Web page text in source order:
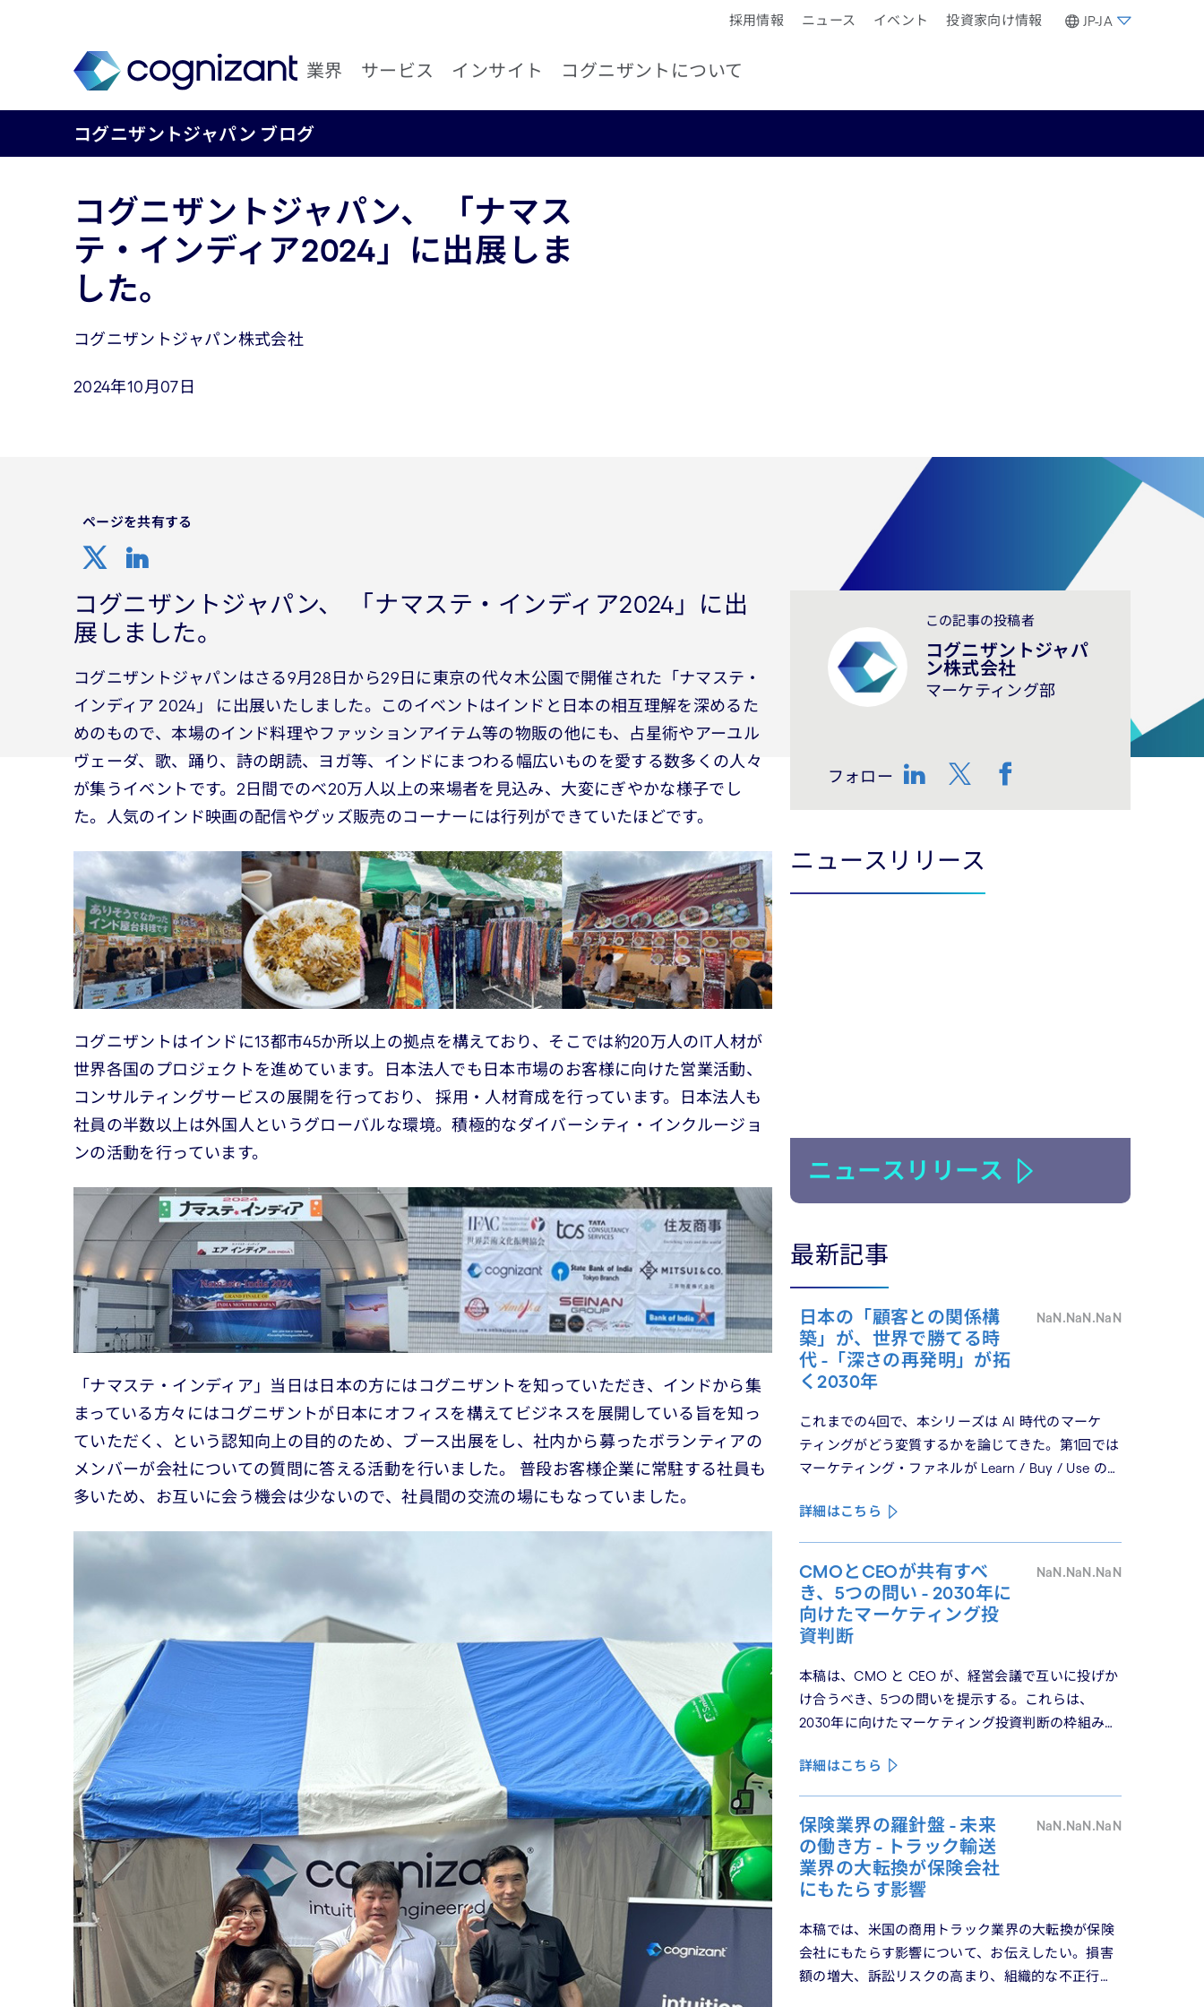
採用情報 ニュース イベント 投資家向け情報 JP-JA
業界 サービス インサイト コグニザントについて
コグニザントジャパン ブログ
コグニザントジャパン、 「ナマス
テ・インディア2024」に出展しま
した。
コグニザントジャパン株式会社
2024年10月07日
ページを共有する
コグニザントジャパン、 「ナマステ・インディア2024」に出
展しました。
コグニザントジャパンはさる9月28日から29日に東京の代々木公園で開催された「ナマステ・
インディア 2024」 に出展いたしました。このイベントはインドと日本の相互理解を深めるた
めのもので、本場のインド料理やファッションアイテム等の物販の他にも、占星術やアーユル
ヴェーダ、歌、踊り、詩の朗読、ヨガ等、インドにまつわる幅広いものを愛する数多くの人々
が集うイベントです。2日間でのべ20万人以上の来場者を見込み、大変にぎやかな様子でし
た。人気のインド映画の配信やグッズ販売のコーナーには行列ができていたほどです。
コグニザントはインドに13都市45か所以上の拠点を構えており、そこでは約20万人のIT人材が
世界各国のプロジェクトを進めています。日本法人でも日本市場のお客様に向けた営業活動、
コンサルティングサービスの展開を行っており、 採用・人材育成を行っています。日本法人も
社員の半数以上は外国人というグローバルな環境。積極的なダイバーシティ・インクルージョ
ンの活動を行っています。
「ナマステ・インディア」当日は日本の方にはコグニザントを知っていただき、インドから集
まっている方々にはコグニザントが日本にオフィスを構えてビジネスを展開している旨を知っ
ていただく、という認知向上の目的のため、ブース出展をし、社内から募ったボランティアの
メンバーが会社についての質問に答える活動を行いました。 普段お客様企業に常駐する社員も
多いため、お互いに会う機会は少ないので、社員間の交流の場にもなっていました。
この記事の投稿者
コグニザントジャパ
ン株式会社
マーケティング部
フォロー
ニュースリリース
ニュースリリース
最新記事
日本の「顧客との関係構
築」が、世界で勝てる時
代 -「深さの再発明」が拓
く2030年
NaN.NaN.NaN
これまでの4回で、本シリーズは AI 時代のマーケ
ティングがどう変質するかを論じてきた。第1回では
マーケティング・ファネルが Learn / Buy / Use の三
Use フェーズで起きているパーソナライゼーション
つあるブランドの可視性を、第4回では CMO と
CEO が共有すべき5つの問いを論じた。シリーズの
最終回となる本稿は、これらの議論を日本市場の文
脈に着地させる。そして、希望の視座を提示したい
時代が、いま始まっている。
詳細はこちら
CMOとCEOが共有すべ
き、5つの問い - 2030年に
向けたマーケティング投
資判断
NaN.NaN.NaN
本稿は、CMO と CEO が、経営会議で互いに投げか
け合うべき、5つの問いを提示する。これらは、
2030年に向けたマーケティング投資判断の枠組みと
詳細はこちら
保険業界の羅針盤 - 未来
の働き方 - トラック輸送
業界の大転換が保険会社
にもたらす影響
NaN.NaN.NaN
本稿では、米国の商用トラック業界の大転換が保険
会社にもたらす影響について、お伝えしたい。損害
額の増大、訴訟リスクの高まり、組織的な不正行